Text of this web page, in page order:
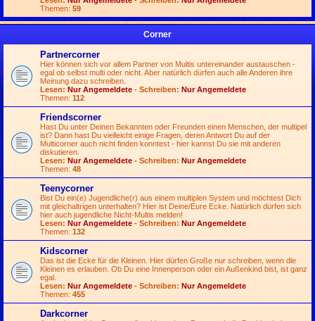
Themen: 59
Corner
Partnercorner
Hier können sich vor allem Partner von Multis untereinander austauschen -
egal ob selbst multi oder nicht. Aber natürlich dürfen auch alle Anderen ihre
Meinung dazu schreiben.
Lesen: Nur Angemeldete - Schreiben: Nur Angemeldete
Themen: 112
Friendscorner
Hast Du unter Deinen Bekannten oder Freunden einen Menschen, der multipel
ist? Dann hast Du vielleicht einige Fragen, deren Antwort Du auf der
Multicorner auch nicht finden konntest - hier kannst Du sie mit anderen
diskutieren.
Lesen: Nur Angemeldete - Schreiben: Nur Angemeldete
Themen: 48
Teenycorner
Bist Du ein(e) Jugendliche(r) aus einem multiplen System und möchtest Dich
mit gleichaltrigen unterhalten? Hier ist Deine/Eure Ecke. Natürlich dürfen sich
hier auch jugendliche Nicht-Multis melden!
Lesen: Nur Angemeldete - Schreiben: Nur Angemeldete
Themen: 132
Kidscorner
Das ist die Ecke für die Kleinen. Hier dürfen Große nur schreiben, wenn die
Kleinen es erlauben. Ob Du eine Innenperson oder ein Außenkind bist, ist ganz
egal.
Lesen: Nur Angemeldete - Schreiben: Nur Angemeldete
Themen: 455
Darkcorner